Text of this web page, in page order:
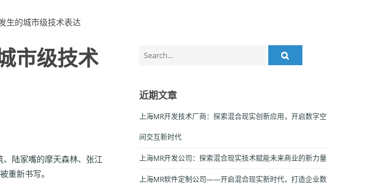
生的城市级技术表达
市级技术
陆家嘴的摩天森林、张江
重新书写。
for:
近期文章
上海MR开发技术厂商：探索混合现实创新应用，开启数字空
间交互新时代
上海MR开发公司：探索混合现实技术赋能未来商业的新力量
上海MR软件定制公司——开启混合现实新时代，打造企业数